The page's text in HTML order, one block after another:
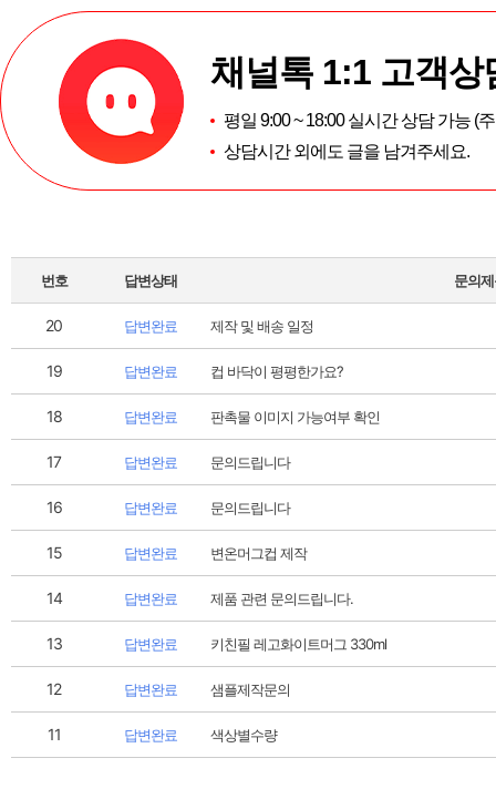
채널톡 1:1 고객상
평일 9:00 ~ 18:00 실시간 상담 가능 (
상담시간 외에도 글을 남겨주세요.
번호 답변상태 문의
20 답변완료 제작 및 배송 일정
19 답변완료 컵 바닥이 평평한가요?
18 답변완료 판촉물 이미지 가능여부 확인
17 답변완료 문의드립니다
16 답변완료 문의드립니다
15 답변완료 변온머그컵 제작
14 답변완료 제품 관련 문의드립니다.
13 답변완료 키친필 레고화이트머그 330ml
12 답변완료 샘플제작문의
11 답변완료 색상별수량